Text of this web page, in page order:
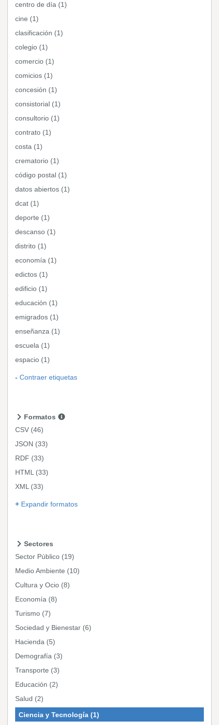
centro de día (1)
cine (1)
clasificación (1)
colegio (1)
comercio (1)
comicios (1)
concesión (1)
consistorial (1)
consultorio (1)
contrato (1)
costa (1)
crematorio (1)
código postal (1)
datos abiertos (1)
dcat (1)
deporte (1)
descanso (1)
distrito (1)
economía (1)
edictos (1)
edificio (1)
educación (1)
emigrados (1)
enseñanza (1)
escuela (1)
espacio (1)
Contraer etiquetas
Formatos
CSV (46)
JSON (33)
RDF (33)
HTML (33)
XML (33)
Expandir formatos
Sectores
Sector Público (19)
Medio Ambiente (10)
Cultura y Ocio (8)
Economía (8)
Turismo (7)
Sociedad y Bienestar (6)
Hacienda (5)
Demografía (3)
Transporte (3)
Educación (2)
Salud (2)
Ciencia y Tecnología (1)